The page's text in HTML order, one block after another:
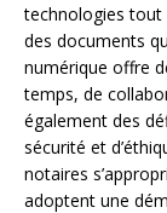
technologies tout
des documents
numérique offre
temps, de
également des
sécurité et
notaires
adoptent une